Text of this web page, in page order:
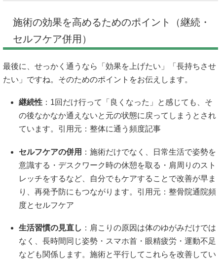
施術の効果を高めるためのポイント（継続・
セルフケア併用）
最後に、せっかく通うなら「効果を上げたい」「長持ちさせ
たい」ですね。そのためのポイントをお伝えします。
継続性 ：1回だけ行って「良くなった」と感じても、そ
の後なかなか通えないと元の状態に戻ってしまうとされ
ています。引用元： 整体に通う頻度記事
セルフケアの併用 ：施術だけでなく、日常生活で姿勢を
意識する・デスクワーク時の休憩を取る・肩周りのスト
レッチをするなど、自分でもケアすることで改善が早ま
り、再発予防にもつながります。引用元： 整骨院通院頻
度とセルフケア
生活習慣の見直し ：肩こりの原因は体のゆがみだけでは
なく、長時間同じ姿勢・スマホ首・眼精疲労・運動不足
なども関係します。施術と平行してこれらを改善してい